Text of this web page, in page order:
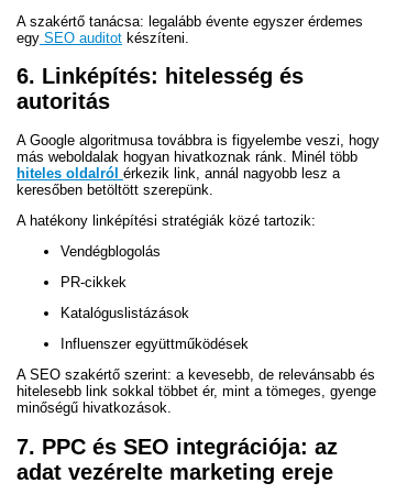
A szakértő tanácsa: legalább évente egyszer érdemes
egy SEO auditot készíteni.
6. Linképítés: hitelesség és
autoritás
A Google algoritmusa továbbra is figyelembe veszi, hogy
más weboldalak hogyan hivatkoznak ránk. Minél több
hiteles oldalról érkezik link, annál nagyobb lesz a
keresőben betöltött szerepünk.
A hatékony linképítési stratégiák közé tartozik:
Vendégblogolás
PR-cikkek
Katalóguslistázások
Influenszer együttműködések
A SEO szakértő szerint: a kevesebb, de relevánsabb és
hitelesebb link sokkal többet ér, mint a tömeges, gyenge
minőségű hivatkozások.
7. PPC és SEO integrációja: az
adat vezérelte marketing ereje